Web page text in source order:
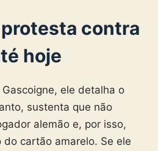
contra
hoje
ele detalha o
sustenta que não
alemão e, por isso,
cartão amarelo. Se ele